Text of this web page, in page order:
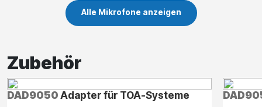
Alle Mikrofone anzeigen
Zubehör
DAD9050Adapter für TOA-Systeme